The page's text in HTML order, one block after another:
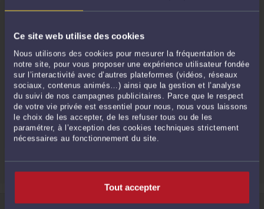
Ce site web utilise des cookies
Nous utilisons des cookies pour mesurer la fréquentation de
notre site, pour vous proposer une expérience utilisateur fondée
sur l’interactivité avec d’autres plateformes (vidéos, réseaux
sociaux, contenus animés…) ainsi que la gestion et l’analyse
du suivi de nos campagnes publicitaires. Parce que le respect
de votre vie privée est essentiel pour nous, nous vous laissons
le choix de les accepter, de les refuser tous ou de les
paramétrer, à l’exception des cookies techniques strictement
nécessaires au fonctionnement du site.
Tout accepter
Message(facultatif)
CONTINUER